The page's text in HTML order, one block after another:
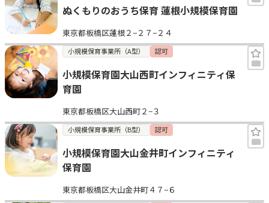
ぬくもりのおうち保育 蓮根小規模保育園
東京都板橋区蓮根２−２７−２４
小規模保育事業所（A型） 認可
小規模保育園大山西町インフィニティ保
育園
東京都板橋区大山西町２−３
小規模保育事業所（B型） 認可
小規模保育園大山金井町インフィニティ
保育園
東京都板橋区大山金井町４７−６